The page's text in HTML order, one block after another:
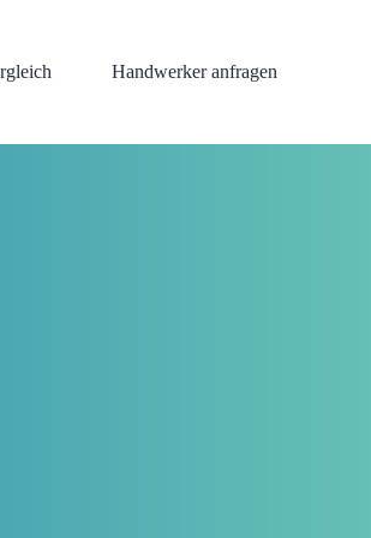
Handwerker anfragen